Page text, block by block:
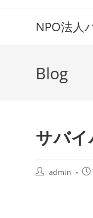
NPO法人
Blog
サバ
Postadmin